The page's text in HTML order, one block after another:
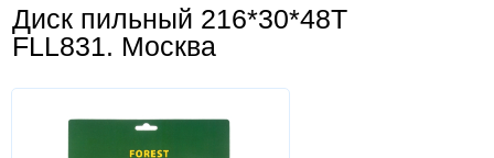
Диск пильный 216*30*48Т
FLL831. Москва